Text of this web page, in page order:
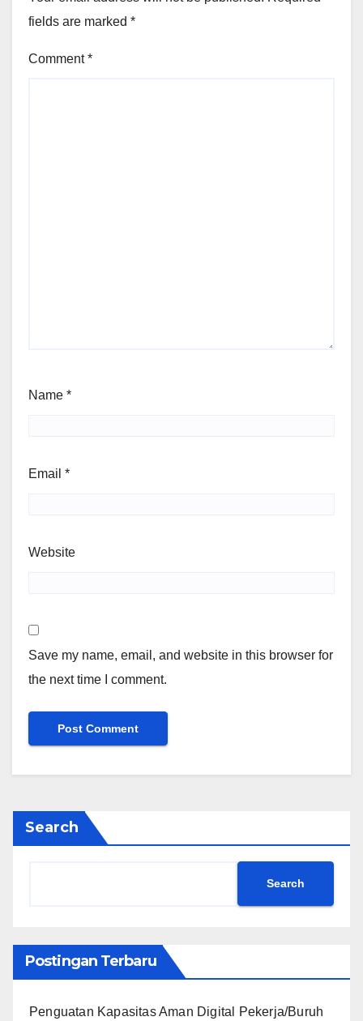
fields are marked *
Comment*
Name *
Email *
Website
Save my name, email, and website in this browser for
the next time I comment.
Search
Search
Postingan Terbaru
Penguatan Kapasitas Aman Digital Pekerja/Buruh